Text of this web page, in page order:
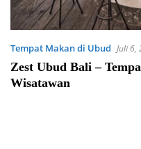
Tempat Makan di Ubud Juli 6,
Zest Ubud Bali –
Wisatawan